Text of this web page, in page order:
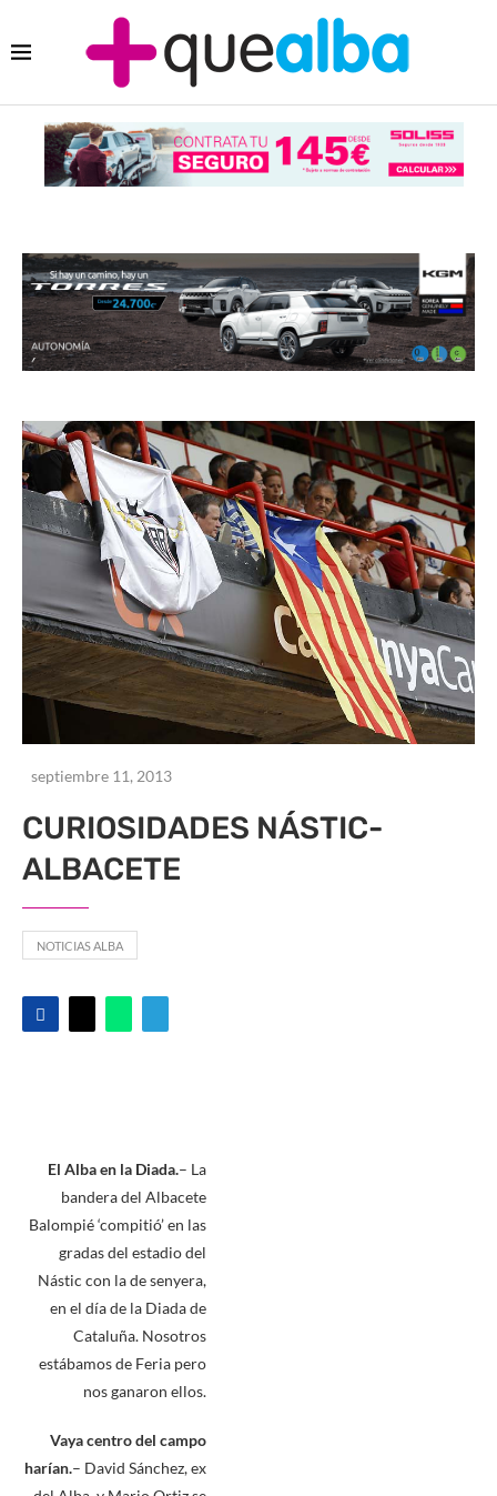
septiembre 11, 2013
CURIOSIDADES NÁSTIC-
ALBACETE
NOTICIAS ALBA
El Alba en la Diada.– La
bandera del Albacete
Balompié ‘compitió’ en las
gradas del estadio del
Nástic con la de senyera,
en el día de la Diada de
Cataluña. Nosotros
estábamos de Feria pero
nos ganaron ellos.
Vaya centro del campo
harían.– David Sánchez, ex